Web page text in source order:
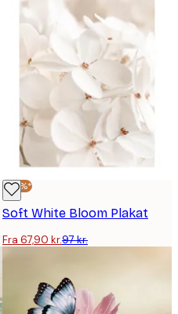
-30%*
Soft White Bloom Plakat
Fra 67,90 kr.97 kr.